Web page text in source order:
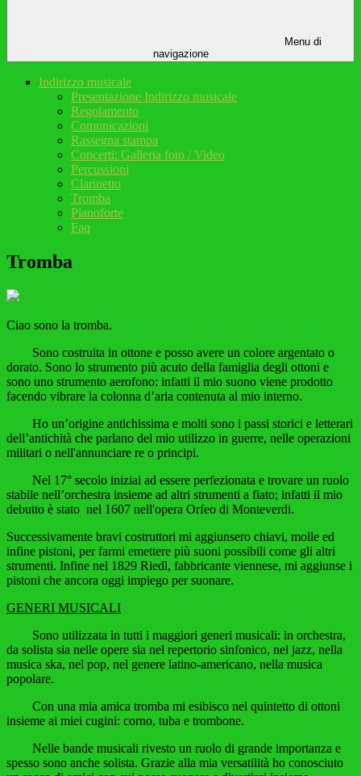
Menu di
navigazione
Indirizzo musicale
Presentazione Indirizzo musicale
Regolamento
Comunicazioni
Rassegna stampa
Concerti: Galleria foto / Video
Percussioni
Clarinetto
Tromba
Pianoforte
Faq
Tromba
Ciao sono la tromba.
Sono costruita in ottone e posso avere un colore argentato o
dorato. Sono lo strumento più acuto della famiglia degli ottoni e
sono uno strumento aerofono: infatti il mio suono viene prodotto
facendo vibrare la colonna d’aria contenuta al mio interno.
Ho un’origine antichissima e molti sono i passi storici e letterari
dell’antichità che parlano del mio utilizzo in guerre, nelle operazioni
militari o nell'annunciare re o principi.
Nel 17° secolo iniziai ad essere perfezionata e trovare un ruolo
stabile nell’orchestra insieme ad altri strumenti a fiato; infatti il mio
debutto è stato nel 1607 nell'opera Orfeo di Monteverdi.
Successivamente bravi costruttori mi aggiunsero chiavi, molle ed
infine pistoni, per farmi emettere più suoni possibili come gli altri
strumenti. Infine nel 1829 Riedl, fabbricante viennese, mi aggiunse i
pistoni che ancora oggi impiego per suonare.
GENERI MUSICALI
Sono utilizzata in tutti i maggiori generi musicali: in orchestra,
da solista sia nelle opere sia nel repertorio sinfonico, nel jazz, nella
musica ska, nel pop, nel genere latino-americano, nella musica
popolare.
Con una mia amica tromba mi esibisco nel quintetto di ottoni
insieme ai miei cugini: corno, tuba e trombone.
Nelle bande musicali rivesto un ruolo di grande importanza e
spesso sono anche solista. Grazie alla mia versatilità ho conosciuto